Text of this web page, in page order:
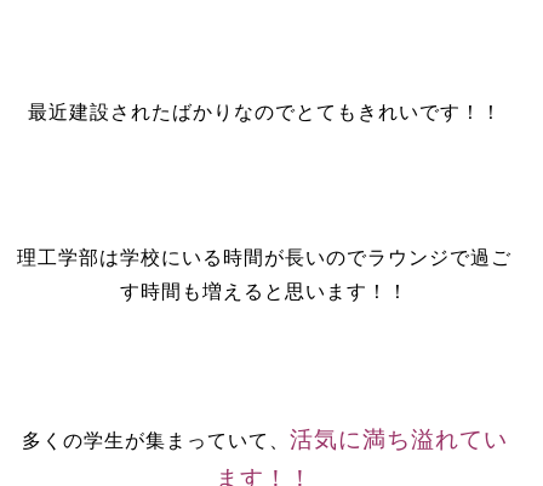
最近建設されたばかりなのでとてもきれいです！！
理工学部は学校にいる時間が長いのでラウンジで過ご
す時間も増えると思います！！
多くの学生が集まっていて、 活気に満ち溢れてい
ます！！